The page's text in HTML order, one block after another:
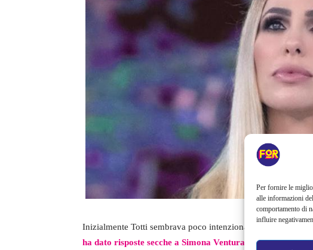
Per fornire le
alle informazioni
comportamento di
influire
Inizialmente Totti sembrava poco intenzionato a parlare e,
ha dato risposte secche a Simona Ventura, quando la